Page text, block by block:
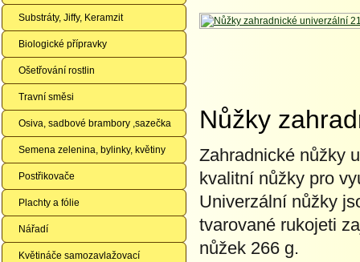
Substráty, Jiffy, Keramzit
Biologické přípravky
Ošetřování rostlin
Travní směsi
Osiva, sadbové brambory ,sazečka
Semena zelenina, bylinky, květiny
Postřikovače
Plachty a fólie
Nářadí
Květináče samozavlažovací
Nůžky
Zahradnické nůžky
kvalitní nůžky pro
Univerzální nůžky
tvarované rukojeti
nůžek 266 g.